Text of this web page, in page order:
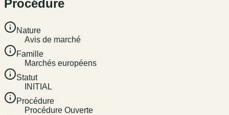
Procédure
Nature
Avis de marché
Famille
Marchés européens
Statut
INITIAL
Procédure
Procédure Ouverte